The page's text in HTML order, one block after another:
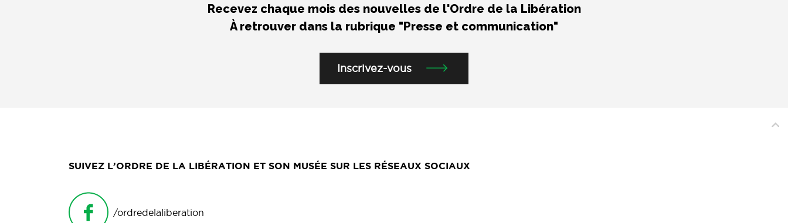
Recevez chaque mois des nouvelles de l'Ordre de la Libération
À retrouver dans la rubrique "Presse et communication"
Inscrivez-vous
SUIVEZ L’ORDRE DE LA LIBÉRATION ET SON MUSÉE SUR LES RÉSEAUX SOCIAUX
/ordredelaliberation